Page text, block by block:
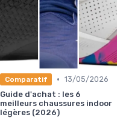
Comparatif • 13/05/2026
Guide d'achat : les 6
meilleurs chaussures indoor
légères (2026)